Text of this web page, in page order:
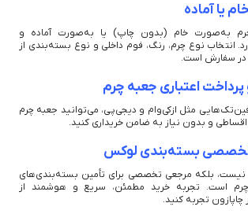
یا آماده
به‌صورت خام (بدون چاپ) یا به‌صورت آماده و
انتخاب نوع چرم، رنگ، فوم داخلی و نوع بسته‌بندی از
در سفارش است.
اعتباری جعبه چرم
مثل ازکی‌وام و دیجی‌پی، می‌توانید جعبه چرم
اقساطی و بدون نیاز به ضامن خریداری کنید.
تخصصی بسته‌بندی لوکس
نیست، بلکه مرجعی تخصصی برای تأمین بسته‌بندی‌های
است. تجربه خرید مطمئن، سریع و هوشمند از
چاپازون تجربه کنید.